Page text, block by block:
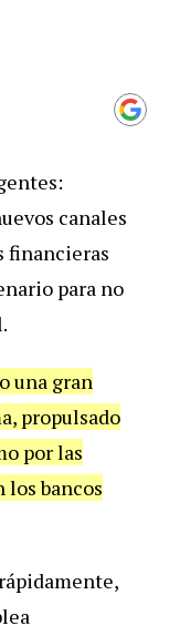
:
canales
financieras
para no
.
una gran
, propulsado
porlas
los bancos
rápidamente,